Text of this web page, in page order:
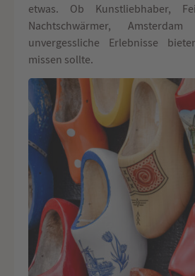
etwas. Ob Kunstliebhaber,
Nachtschwärmer,
unvergessliche Erlebnisse
missen sollte.